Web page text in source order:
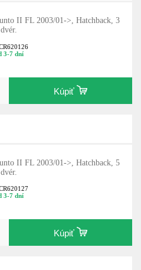
II FL 2003/01->, Hatchback, 3
dvér.
3-7 dní
Kúpiť
II FL 2003/01->, Hatchback, 5
dvér.
3-7 dní
Kúpiť